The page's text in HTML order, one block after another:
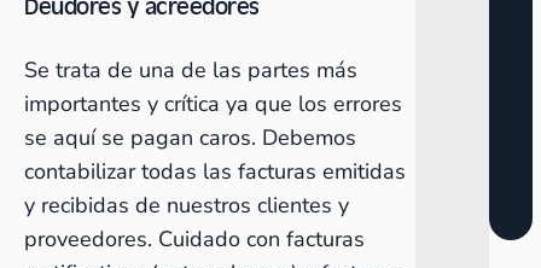
Se trata de una de las partes más
importantes y crítica ya que los errores
se aquí se pagan caros. Debemos
contabilizar todas las facturas emitidas
y recibidas de nuestros clientes y
proveedores. Cuidado con facturas